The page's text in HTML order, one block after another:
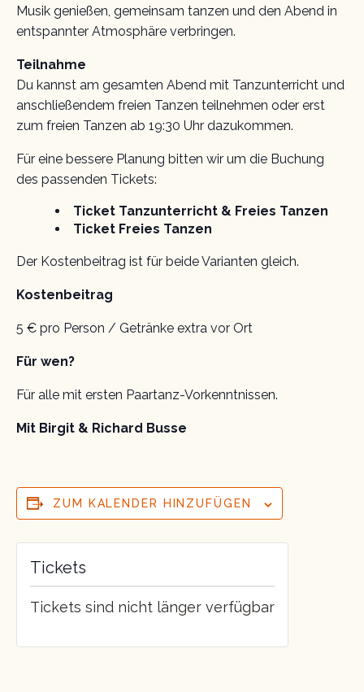
Musik genießen, gemeinsam tanzen und den Abend in
entspannter Atmosphäre verbringen.
Teilnahme
Du kannst am gesamten Abend mit Tanzunterricht und
anschließendem freien Tanzen teilnehmen oder erst
zum freien Tanzen ab 19:30 Uhr dazukommen.
Für eine bessere Planung bitten wir um die Buchung
des passenden Tickets:
Ticket Tanzunterricht & Freies Tanzen
Ticket Freies Tanzen
Der Kostenbeitrag ist für beide Varianten gleich.
Kostenbeitrag
5 € pro Person / Getränke extra vor Ort
Für wen?
Für alle mit ersten Paartanz-Vorkenntnissen.
Mit Birgit & Richard Busse
ZUM KALENDER HINZUFÜGEN
Tickets
Tickets sind nicht länger verfügbar